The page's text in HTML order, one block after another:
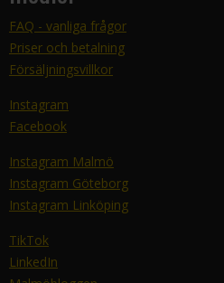
FAQ - vanliga frågor
Priser och betalning
Försäljningsvillkor
Instagram
Facebook
Instagram Malmö
Instagram Göteborg
Instagram Linköping
TikTok
LinkedIn